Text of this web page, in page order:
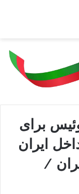
برای
ایران
/